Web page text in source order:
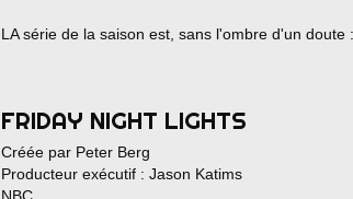
LA série de la saison est, sans l'ombre d'un doute :
FRIDAY NIGHT LIGHTS
Créée par Peter Berg
Producteur exécutif : Jason Katims